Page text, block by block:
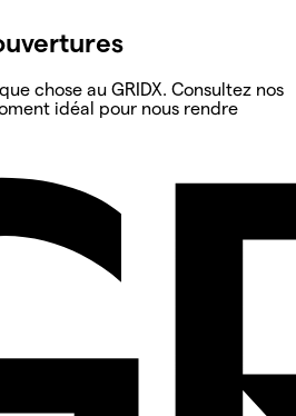
chose au GRIDX. Consultez nos
idéal pour nous rendre